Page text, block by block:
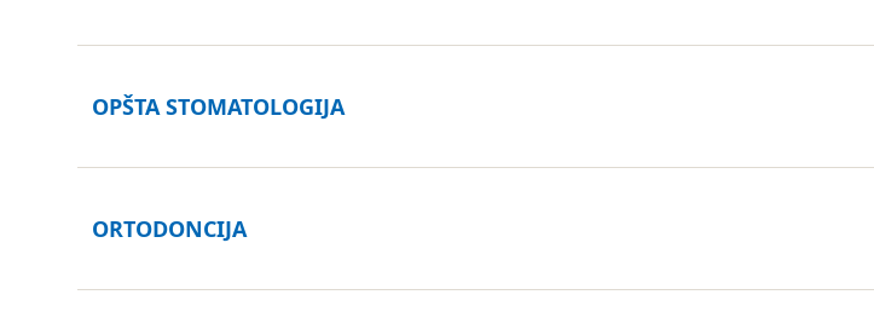
OPŠTA STOMATOLOGIJA
ORTODONCIJA